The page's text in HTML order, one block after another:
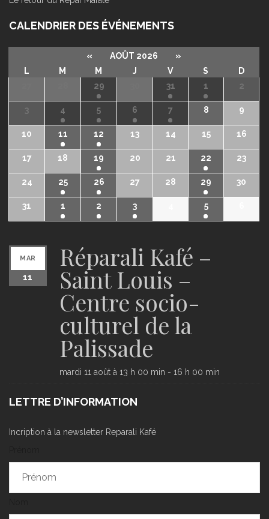
CALENDRIER DES ÉVÉNEMENTS
« AOÛT 2026
»
L
M M J V S
D
29 31 1 2
3 4 5 6 7 8 9
10 11 12 13 14 15 16
17 18 19 20 21 22 23
24 25 26 27 28 29 30
31 1 2 3 5
MAR
11
Réparali Kafé –
Saint Louis –
Centre socio-
culturel de la
Palissade
mardi 11 août à 13 h 00 min - 16 h 00 min
LETTRE D’INFORMATION
Incription à la newsletter Reparali Kafé